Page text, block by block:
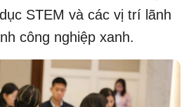
STEM và các vị trí lãnh
công nghiệp xanh.